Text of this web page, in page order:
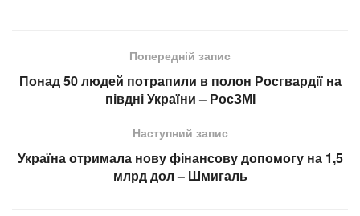
Попередній запис
Понад 50 людей потрапили в полон Росгвардії на
півдні України – РосЗМІ
Наступний запис
Україна отримала нову фінансову допомогу на 1,5
млрд дол – Шмигаль